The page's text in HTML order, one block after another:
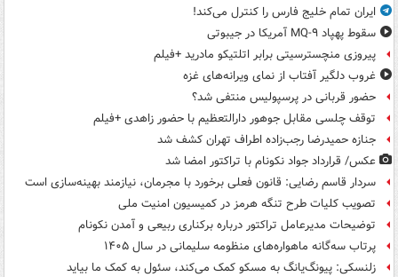
ایران تمام خلیج فارس را کنترل می‌کند!
سقوط پهپاد MQ-۹ آمریکا در جیبوتی
پیروزی منچسترسیتی برابر اتلتیکو مادرید +فیلم
غروب دلگیر آفتاب از نمای ویرانه‌های غزه
حضور قربانی در پرسپولیس منتفی شد؟
توقف چلسی مقابل جوهور دارالتعظیم با حضور زاهدی +فیلم
جنازه حمیدرضا رجب‌زاده اطراف تهران کشف شد
عکس/ قرارداد جواد نکونام با تراکتور امضا شد
سردار قاسم رضایی: قانون فعلی برخورد با مجرمان، نیازمند بهینه‌سازی است
تصویب کلیات طرح تنگه هرمز در کمیسیون امنیت ملی
توضیحات مدیرعامل تراکتور درباره برکناری ربیعی و آمدن نکونام
پرتاب سه‌گانه ماهواره‌های منظومه سلیمانی در سال ۱۴۰۵
زلنسکی: پیونگ‌یانگ به مسکو کمک می‌کند، سئول به کمک ما بیاید